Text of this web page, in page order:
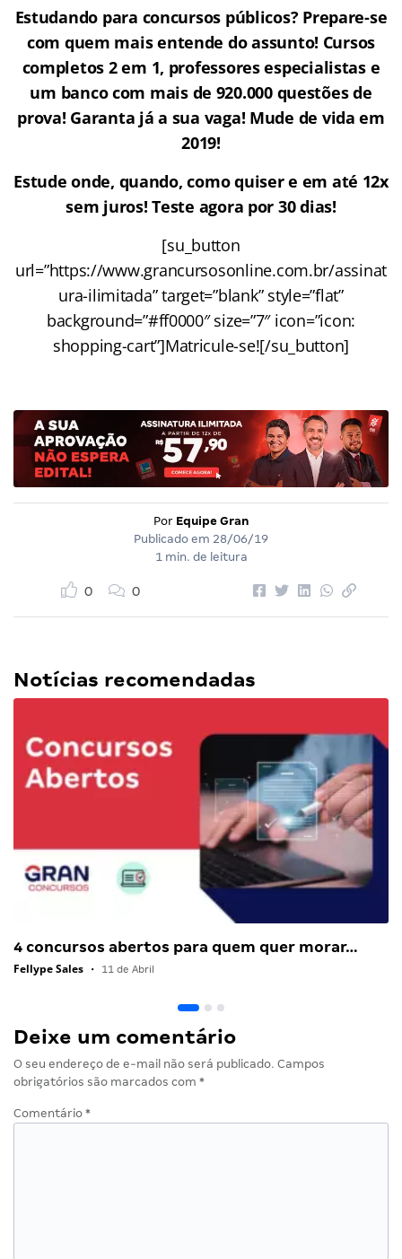
Estudando para concursos públicos? Prepare-se
com quem mais entende do assunto! Cursos
completos 2 em 1, professores especialistas e
um banco com mais de 920.000 questões de
prova! Garanta já a sua vaga! Mude de vida em
2019!
Estude onde, quando, como quiser e em até 12x
sem juros! Teste agora por 30 dias!
[su_button
url=”https://www.grancursosonline.com.br/assinat
ura-ilimitada” target=”blank” style=”flat”
background=”#ff0000″ size=”7″ icon=”icon:
shopping-cart”]Matricule-se![/su_button]
Por Equipe Gran
Publicado em 28/06/19
1 min. de leitura
0 0
Notícias recomendadas
4 concursos abertos para quem quer morar…
Fellype Sales • 11 de Abril
Deixe um comentário
O seu endereço de e-mail não será publicado. Campos
obrigatórios são marcados com *
Comentário *